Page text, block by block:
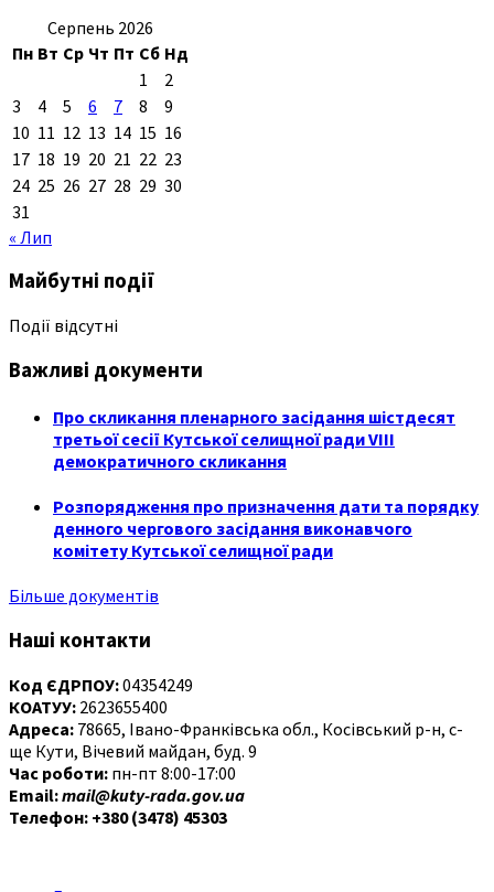
Серпень 2026
Пн Вт Ср Чт Пт Сб Нд
1
2
3
4 5 6 7 8
9
10 11 12 13 14 15 16
17 18 19 20 21 22 23
24 25 26 27 28 29 30
31
« Лип
Майбутні події
Події відсутні
Важливі документи
Про скликання пленарного засідання шістдесят
третьої сесії Кутської селищної ради VIII
демократичного скликання
Розпорядження про призначення дати та порядку
денного чергового засідання виконавчого
комітету Кутської селищної ради
Більше документів
Наші контакти
Код ЄДРПОУ:04354249
КОАТУУ: 2623655400
Адреса: 78665, Івано-Франківська обл., Косівський р-н, с-
ще Кути, Вічевий майдан, буд. 9
Час роботи: пн-пт 8:00-17:00
Email:mail@kuty-rada.gov.ua
Телефон: +380 (3478) 45303